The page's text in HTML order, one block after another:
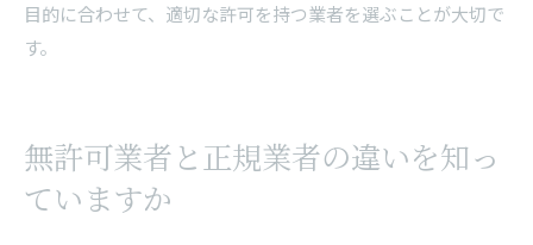
目的に合わせて、適切な許可を持つ業者を選ぶことが大切で
す。
無許可業者と正規業者の違いを知っ
ていますか